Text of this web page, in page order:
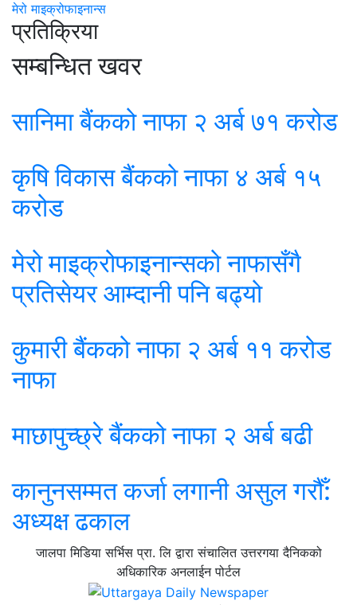
मेरो माइक्रोफाइनान्स
प्रतिक्रिया
सम्बन्धित खवर
सानिमा बैंकको नाफा २ अर्ब ७१ करोड
कृषि विकास बैंकको नाफा ४ अर्ब १५
करोड
मेरो माइक्रोफाइनान्सको नाफासँगै
प्रतिसेयर आम्दानी पनि बढ्यो
कुमारी बैंकको नाफा २ अर्ब ११ करोड
नाफा
माछापुच्छ्रे बैंकको नाफा २ अर्ब बढी
कानुनसम्मत कर्जा लगानी असुल गरौँ:
अध्यक्ष ढकाल
जालपा मिडिया सर्भिस प्रा. लि द्वारा संचालित उत्तरगया दैनिकको
अधिकारिक अनलाईन पोर्टल